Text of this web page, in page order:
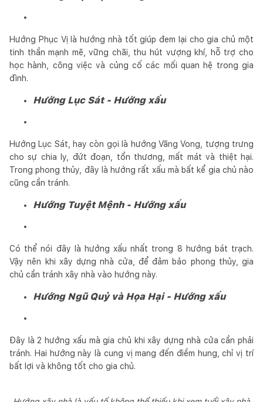
Hướng Phục Vị là hướng nhà tốt giúp đem lại cho gia chủ một
tinh thần mạnh mẽ, vững chãi, thu hút vượng khí, hỗ trợ cho
học hành, công việc và củng cố các mối quan hệ trong gia
đình.
Hướng Lục Sát - Hướng xấu
Hướng Lục Sát, hay còn gọi là hướng Vãng Vong, tượng trưng
cho sự chia ly, đứt đoạn, tổn thương, mất mát và thiệt hại.
Trong phong thủy, đây là hướng rất xấu mà bất kể gia chủ nào
cũng cần tránh.
Hướng Tuyệt Mệnh - Hướng xấu
Có thể nói đây là hướng xấu nhất trong 8 hướng bát trạch.
Vậy nên khi xây dựng nhà cửa, để đảm bảo phong thủy, gia
chủ cần tránh xây nhà vào hướng này.
Hướng Ngũ Quỷ và Họa Hại - Hướng xấu
Đây là 2 hướng xấu mà gia chủ khi xây dựng nhà cửa cần phải
tránh. Hai hướng này là cung vị mang đến điềm hung, chỉ vị trí
bất lợi và không tốt cho gia chủ.